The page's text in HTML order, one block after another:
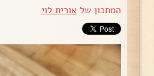
המתכון של אורית לוי